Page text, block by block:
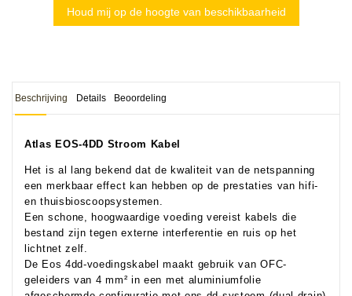
Houd mij op de hoogte van beschikbaarheid
Beschrijving Details Beoordeling
Atlas EOS-4DD Stroom Kabel
Het is al lang bekend dat de kwaliteit van de netspanning
een merkbaar effect kan hebben op de prestaties van hifi-
en thuisbioscoopsystemen.
Een schone, hoogwaardige voeding vereist kabels die
bestand zijn tegen externe interferentie en ruis op het
lichtnet zelf.
De Eos 4dd-voedingskabel maakt gebruik van OFC-
geleiders van 4 mm² in een met aluminiumfolie